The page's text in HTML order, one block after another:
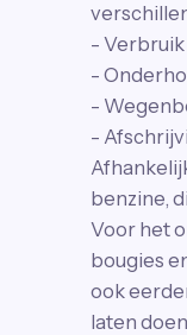
- Verbruik
-
-
-
benzine,
Voor het
bougies
ook
laten